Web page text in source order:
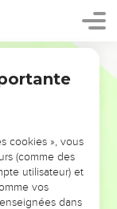
ÉVITER LES
cookies », vous
(comme des
utilisateur) et
vos
dans